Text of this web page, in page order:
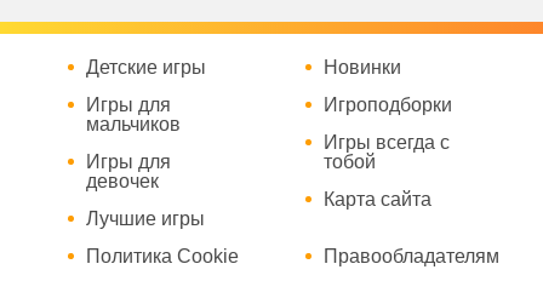
Детские игры
Игры для
мальчиков
Игры для
девочек
Лучшие игры
Новинки
Игроподборки
Игры всегда с
тобой
Карта сайта
Политика Cookie
Правообладателям